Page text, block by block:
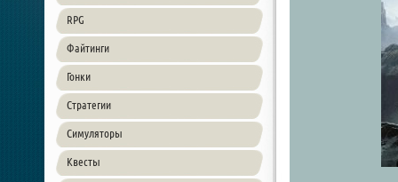
RPG
Файтинги
Гонки
Стратегии
Симуляторы
Квесты